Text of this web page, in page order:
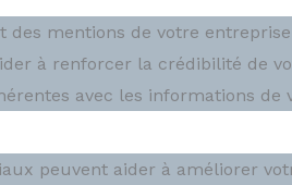
des mentions de votre
à renforcer la crédibilité de
avec les informations de
peuvent aider à améliorer